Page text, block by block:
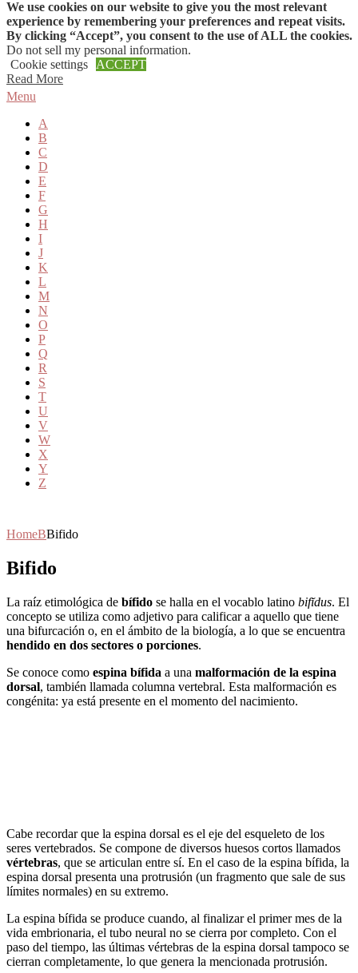
Skip to content
Menu
A
B
C
D
E
F
G
H
I
J
K
L
M
N
O
P
Q
R
S
T
U
V
W
X
Y
Z
HomeBBifido
Bifido
La raíz etimológica de bífido se halla en el vocablo latino bifĭdus. El
concepto se utiliza como adjetivo para calificar a aquello que tiene
una bifurcación o, en el ámbito de la biología, a lo que se encuentra
hendido en dos sectores o porciones.
Se conoce como espina bífida a una malformación de la espina
dorsal, también llamada columna vertebral. Esta malformación es
congénita: ya está presente en el momento del nacimiento.
Cabe recordar que la espina dorsal es el eje del esqueleto de los
seres vertebrados. Se compone de diversos huesos cortos llamados
vértebras, que se articulan entre sí. En el caso de la espina bífida, la
espina dorsal presenta una protrusión (un fragmento que sale de sus
límites normales) en su extremo.
La espina bífida se produce cuando, al finalizar el primer mes de la
vida embrionaria, el tubo neural no se cierra por completo. Con el
paso del tiempo, las últimas vértebras de la espina dorsal tampoco se
cierran completamente, lo que genera la mencionada protrusión.
We use cookies on our website to give you the most relevant
experience by remembering your preferences and repeat visits.
By clicking “Accept”, you consent to the use of ALL the cookies.
Do not sell my personal information.
Cookie settings
ACCEPT
Read More